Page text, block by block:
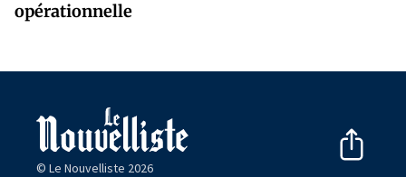
opérationnelle
© Le Nouvelliste 2026